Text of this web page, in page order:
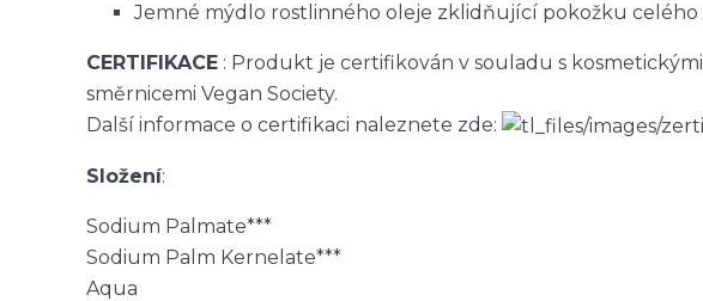
Jemné mýdlo rostlinného oleje zklidňující pokožku celého
CERTIFIKACE : Produkt je certifikován v souladu s kosmetickými
směrnicemi Vegan Society.
Další informace o certifikaci naleznete zde:
Složení:
Sodium Palmate***
Sodium Palm Kernelate***
Aqua